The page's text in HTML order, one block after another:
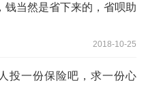
钱当然是省下来的，省呗助
2018-10-25
投一份保险吧，求一份心